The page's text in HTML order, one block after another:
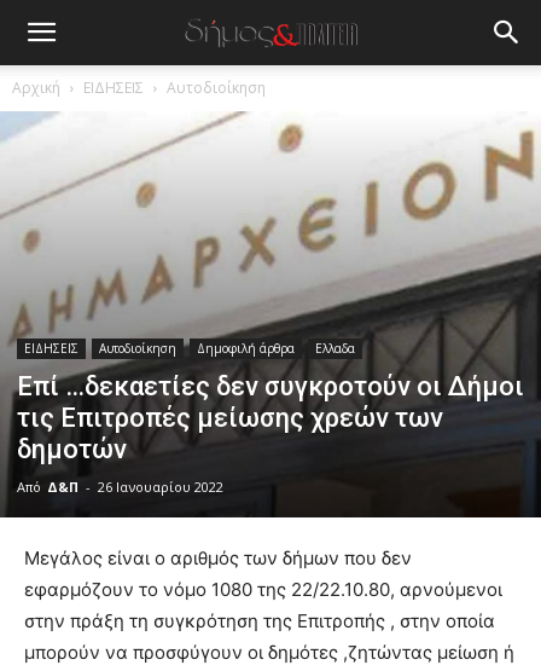
Αρχική ΕΙΔΗΣΕΙΣ Αυτοδιοίκηση
ΕΙΔΗΣΕΙΣ Αυτοδιοίκηση Δημοφιλή άρθρα Ελλαδα
Επί …δεκαετίες δεν συγκροτούν οι Δήμοι
τις Επιτροπές μείωσης χρεών των
δημοτών
Από Δ&Π - 26 Ιανουαρίου 2022
lesbians
very
cam
show.desi
Μεγάλος είναι ο αριθμός των δήμων που δεν
εφαρμόζουν το νόμο 1080 της 22/22.10.80, αρνούμενοι
στην πράξη τη συγκρότηση της Επιτροπής , στην οποία
μπορούν να προσφύγουν οι δημότες ,ζητώντας μείωση ή